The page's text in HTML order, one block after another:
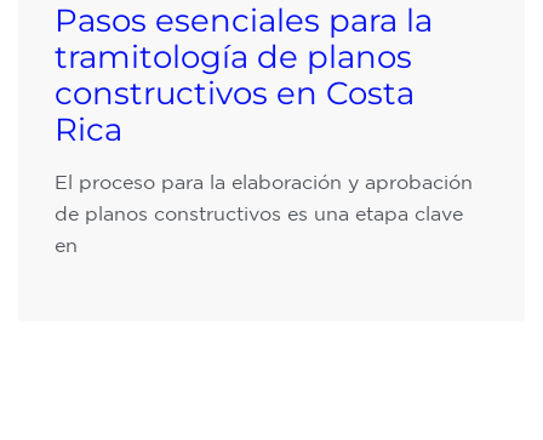
Pasos esenciales para la
tramitología de planos
constructivos en Costa
Rica
El proceso para la elaboración y aprobación
de planos constructivos es una etapa clave
en